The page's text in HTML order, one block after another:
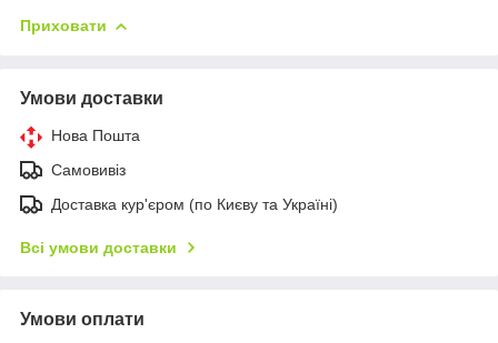
Приховати
Умови доставки
Нова Пошта
Самовивіз
Доставка кур'єром (по Києву та Україні)
Всі умови доставки
Умови оплати